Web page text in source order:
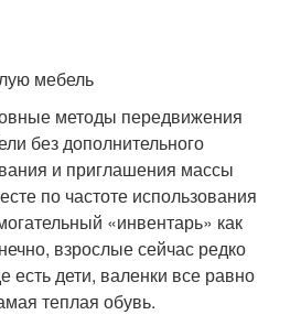
мебель
методы передвижения
без дополнительного
и приглашения массы
по частоте использования
«инвентарь» как
взрослые сейчас редко
есть дети, валенки все равно
теплая обувь.